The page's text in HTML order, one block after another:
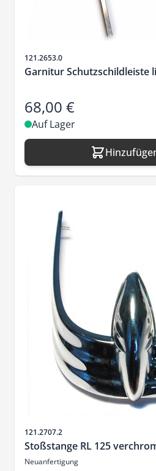
Artikelnr.
121.2653.0
Garnitur Schutzschildleiste
68,00 €
Auf Lager
Artikelnr.
121.2707.2
Stoßstange RL 125
Neuanfertigung